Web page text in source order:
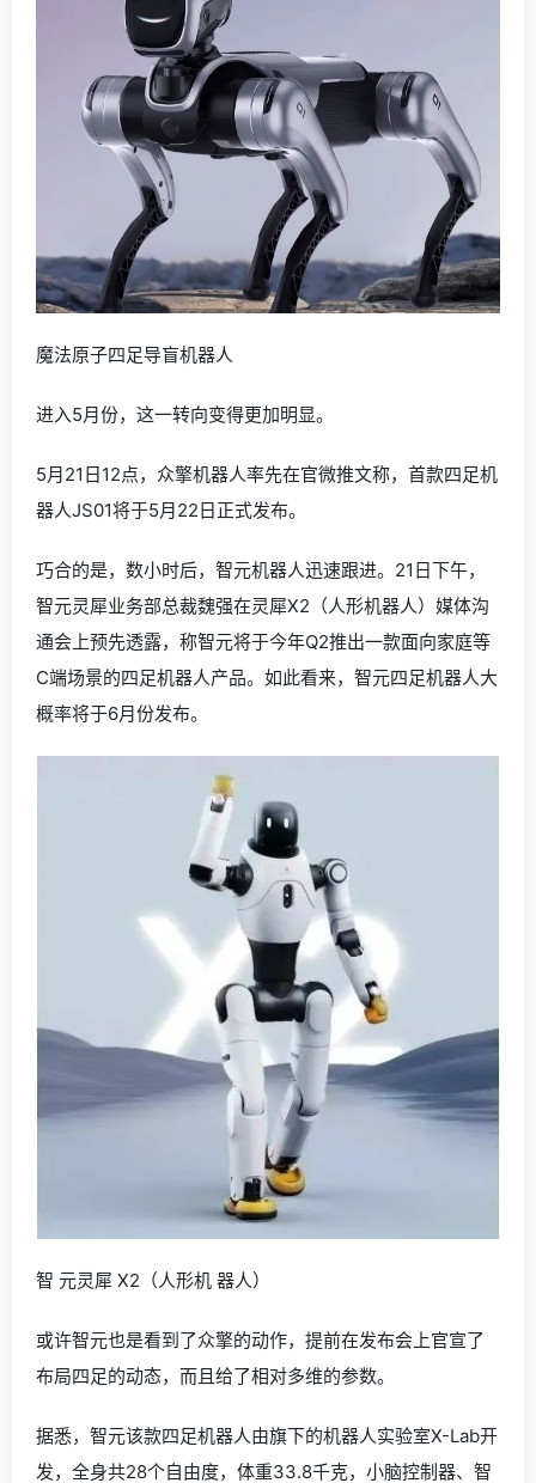
魔法原子四足导盲机器人
进入5月份，这一转向变得更加明显。
5月21日12点，众擎机器人率先在官微推文称，首款四足机
器人JS01将于5月22日正式发布。
巧合的是，数小时后，智元机器人迅速跟进。21日下午，
智元灵犀业务部总裁魏强在灵犀X2（人形机器人）媒体沟
通会上预先透露，称智元将于今年Q2推出一款面向家庭等
C端场景的四足机器人产品。如此看来，智元四足机器人大
概率将于6月份发布。
智 元灵犀 X2（人形机 器人）
或许智元也是看到了众擎的动作，提前在发布会上官宣了
布局四足的动态，而且给了相对多维的参数。
据悉，智元该款四足机器人由旗下的机器人实验室X-Lab开
发，全身共28个自由度，体重33.8千克，小脑控制器、智